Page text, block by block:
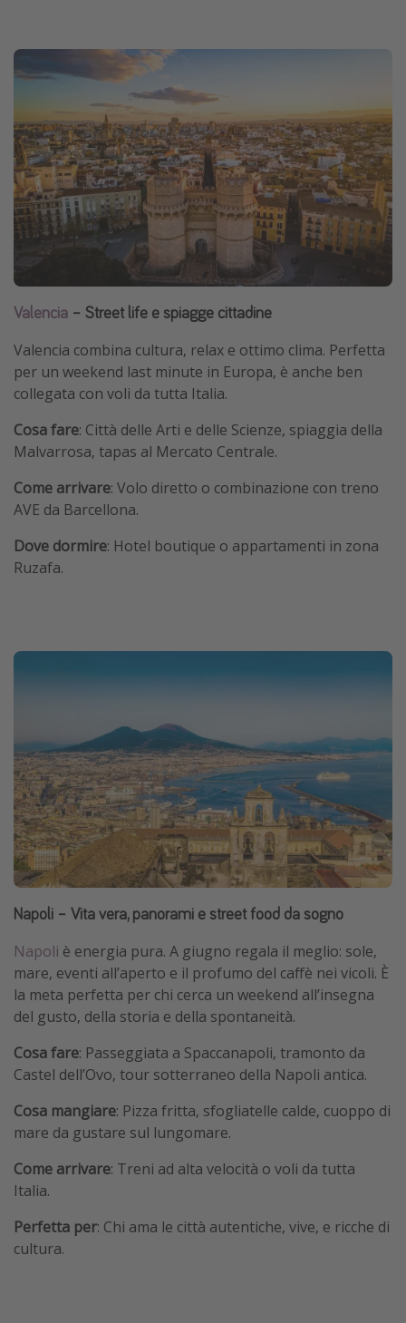
Valencia – Street life e spiagge cittadine
Valencia combina cultura, relax e ottimo clima. Perfetta
per un weekend last minute in Europa, è anche ben
collegata con voli da tutta Italia.
Cosa fare: Città delle Arti e delle Scienze, spiaggia della
Malvarrosa, tapas al Mercato Centrale.
Come arrivare: Volo diretto o combinazione con treno
AVE da Barcellona.
Dove dormire: Hotel boutique o appartamenti in zona
Ruzafa.
Napoli – Vita vera, panorami e street food da sogno
Napoli è energia pura. A giugno regala il meglio: sole,
mare, eventi all’aperto e il profumo del caffè nei vicoli. È
la meta perfetta per chi cerca un weekend all’insegna
del gusto, della storia e della spontaneità.
Cosa fare: Passeggiata a Spaccanapoli, tramonto da
Castel dell’Ovo, tour sotterraneo della Napoli antica.
Cosa mangiare: Pizza fritta, sfogliatelle calde, cuoppo di
mare da gustare sul lungomare.
Come arrivare: Treni ad alta velocità o voli da tutta
Italia.
Perfetta per: Chi ama le città autentiche, vive, e ricche di
cultura.